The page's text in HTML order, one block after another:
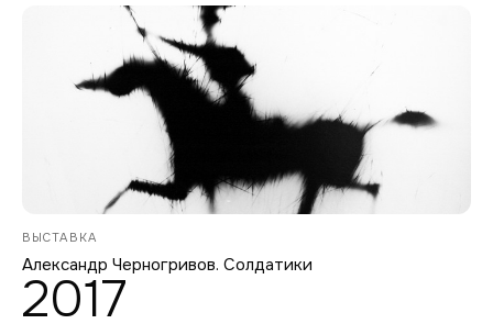
ВЫСТАВКА
Александр Черногривов. Солдатики
2017